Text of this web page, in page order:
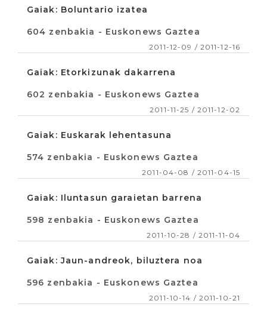
Gaiak: Boluntario izatea
604 zenbakia - Euskonews Gaztea
2011-12-09 / 2011-12-16
Gaiak: Etorkizunak dakarrena
602 zenbakia - Euskonews Gaztea
2011-11-25 / 2011-12-02
Gaiak: Euskarak lehentasuna
574 zenbakia - Euskonews Gaztea
2011-04-08 / 2011-04-15
Gaiak: Iluntasun garaietan barrena
598 zenbakia - Euskonews Gaztea
2011-10-28 / 2011-11-04
Gaiak: Jaun-andreok, biluztera noa
596 zenbakia - Euskonews Gaztea
2011-10-14 / 2011-10-21